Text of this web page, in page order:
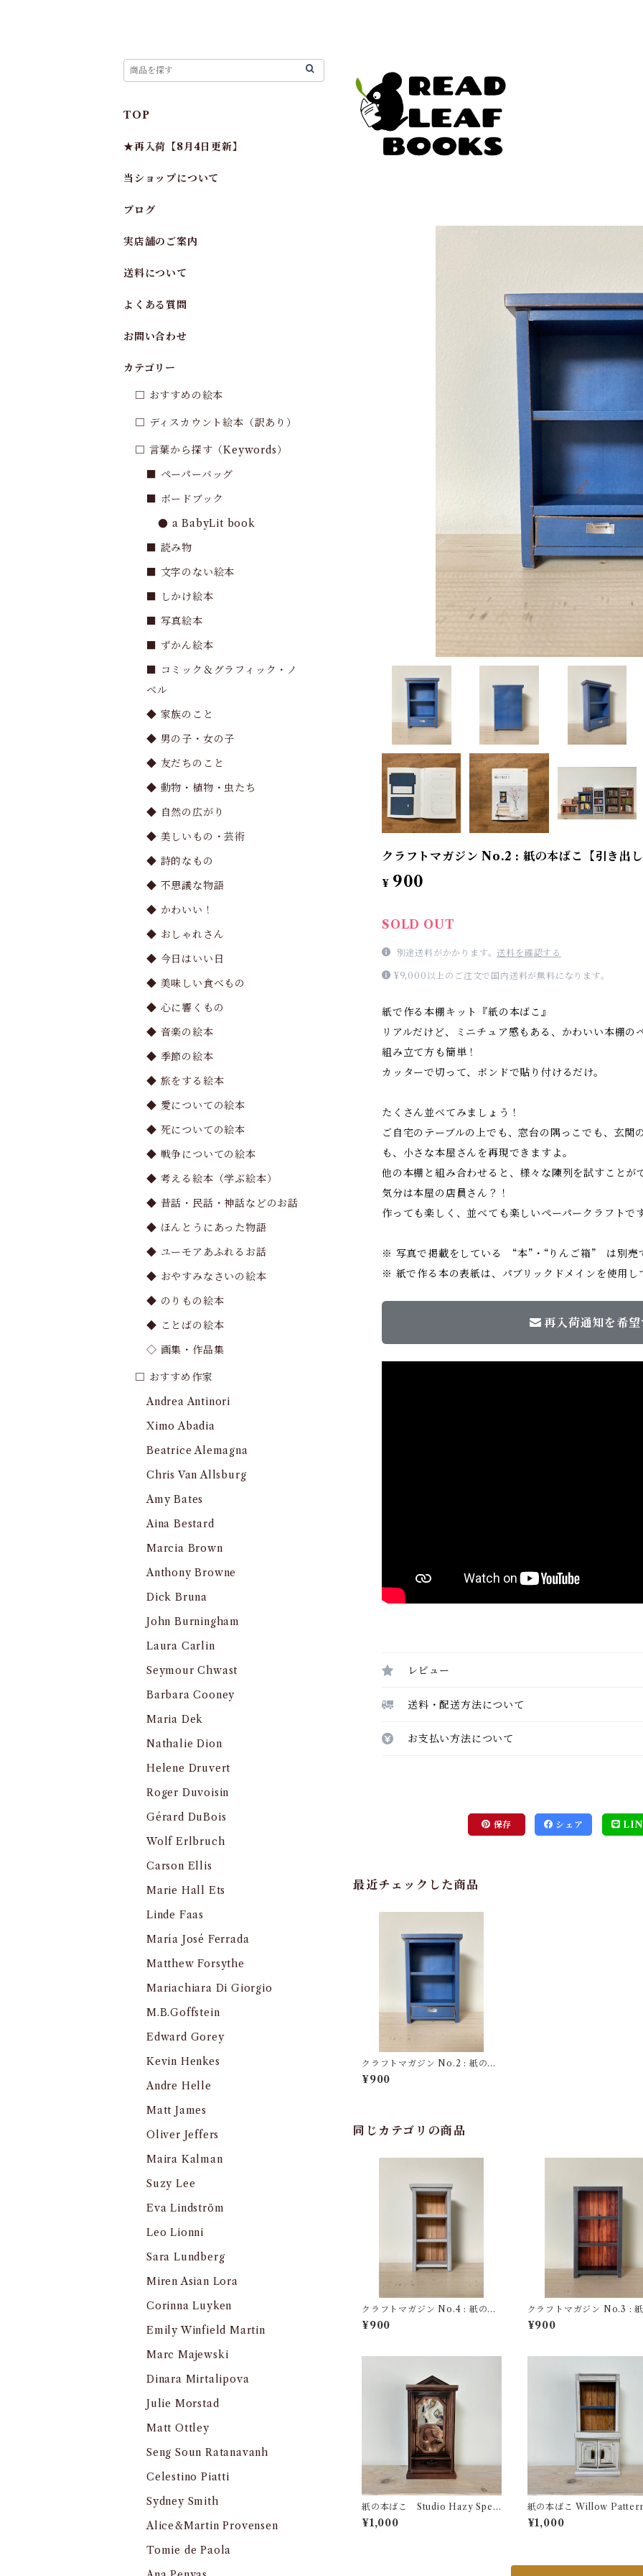
クラフトマガジン No.2 : 紙の本ばこ【引き出
¥ 900
SOLD OUT
別途送料がかかります。送料を確認する
¥9,000以上のご注文で国内送料が無料になります。
紙で作る本棚キット『紙の本ばこ』
リアルだけど、ミニチュア感もある、かわいい本棚の
組み立て方も簡単！
カッターで切って、ボンドで貼り付けるだけ。
たくさん並べてみましょう！
ご自宅のテーブルの上でも、窓台の隅っこでも、玄関
も、小さな本屋さんを再現できますよ。
他の本棚と組み合わせると、様々な陳列を試すことが
気分は本屋の店員さん？！
作っても楽しく、並べても楽しいペーパークラフトで
※ 写真で掲載をしている “本”・“りんご箱” は別売
※ 紙で作る本の表紙は、パブリックドメインを使用し
再入荷通知を希
レビュー
送料・配送方法について
お支払い方法について
保存 シェア
最近チェックした商品
クラフトマガジン No.2 : 紙の本
ばこ【引き出しのついた群青の本
だな】
¥900
同じカテゴリの商品
クラフトマガジン No.4 : 紙の本
ばこ【のっぽのしろい本だな】
¥900
クラフトマガジン No.3 :
ばこ【おじいさんの、その
じいさんの本だな】
¥900
紙の本ばこ Studio Hazy Spec
ula ※新バージョン
¥1,000
紙の本ばこ Willow
sser ※新バージョン
¥1,000
TOP
★再入荷【8月4日更新】
当ショップについて
ブログ
実店舗のご案内
送料について
よくある質問
お問い合わせ
カテゴリー
□ おすすめの絵本
□ ディスカウント絵本（訳あり）
□ 言葉から探す（Keywords）
■ ペーパーバッグ
■ ボードブック
● a BabyLit book
■ 読み物
■ 文字のない絵本
■ しかけ絵本
■ 写真絵本
■ ずかん絵本
■ コミック＆グラフィック・ノ
ベル
◆ 家族のこと
◆ 男の子・女の子
◆ 友だちのこと
◆ 動物・植物・虫たち
◆ 自然の広がり
◆ 美しいもの・芸術
◆ 詩的なもの
◆ 不思議な物語
◆ かわいい！
◆ おしゃれさん
◆ 今日はいい日
◆ 美味しい食べもの
◆ 心に響くもの
◆ 音楽の絵本
◆ 季節の絵本
◆ 旅をする絵本
◆ 愛についての絵本
◆ 死についての絵本
◆ 戦争についての絵本
◆ 考える絵本（学ぶ絵本）
◆ 昔話・民話・神話などのお話
◆ ほんとうにあった物語
◆ ユーモアあふれるお話
◆ おやすみなさいの絵本
◆ のりもの絵本
◆ ことばの絵本
◇ 画集・作品集
□ おすすめ作家
Andrea Antinori
Ximo Abadia
Beatrice Alemagna
Chris Van Allsburg
Amy Bates
Aina Bestard
Marcia Brown
Anthony Browne
Dick Bruna
John Burningham
Laura Carlin
Seymour Chwast
Barbara Cooney
Maria Dek
Nathalie Dion
Helene Druvert
Roger Duvoisin
Gérard DuBois
Wolf Erlbruch
Carson Ellis
Marie Hall Ets
Linde Faas
María José Ferrada
Matthew Forsythe
Mariachiara Di Giorgio
M.B.Goffstein
Edward Gorey
Kevin Henkes
Andre Helle
Matt James
Oliver Jeffers
Maira Kalman
Suzy Lee
Eva Lindström
Leo Lionni
Sara Lundberg
Miren Asian Lora
Corinna Luyken
Emily Winfield Martin
Marc Majewski
Dinara Mirtalipova
Julie Morstad
Matt Ottley
Seng Soun Ratanavanh
Celestino Piatti
Sydney Smith
Alice&Martin Provensen
Tomie de Paola